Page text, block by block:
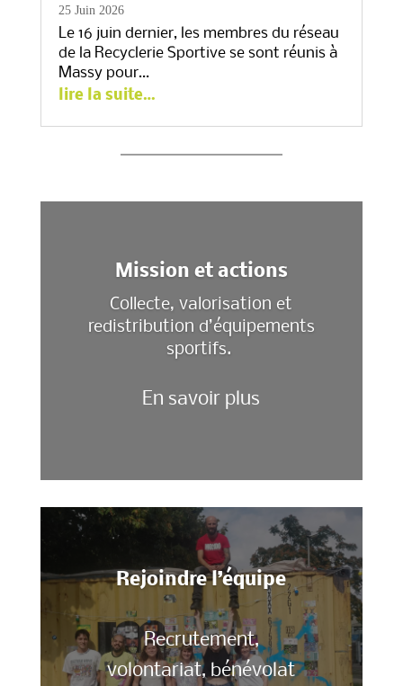
25 Juin 2026
Le 16 juin dernier, les membres du réseau
de la Recyclerie Sportive se sont réunis à
Massy pour…
lire la suite…
Mission et actions
Collecte, valorisation et
redistribution d’équipements
sportifs.
En savoir plus
Rejoindre l’équipe
Recrutement,
volontariat, bénévolat